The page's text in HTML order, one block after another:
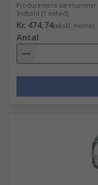
Producentens varenummer
Indhold (1 enhed)
Kr. 474,74(ekskl. moms)
Antal